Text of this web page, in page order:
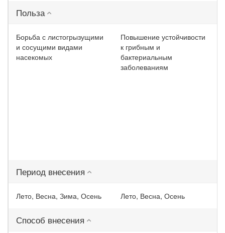
Польза
Борьба с листогрызущими
и сосущими видами
насекомых
Повышение устойчивости
к грибным и
бактериальным
заболеваниям
Период внесения
Лето, Весна, Зима, Осень Лето, Весна, Осень
Способ внесения